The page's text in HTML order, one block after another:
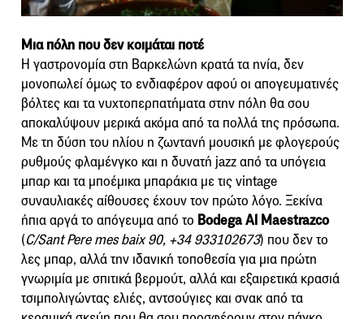
Μια πόλη που δεν κοιμάται ποτέ
Η γαστρονομία στη Βαρκελώνη κρατά τα ηνία, δεν
μονοπωλεί όμως το ενδιαφέρον αφού οι απογευματινές
βόλτες και τα νυχτοπερπατήματα στην πόλη θα σου
αποκαλύψουν μερικά ακόμα από τα πολλά της πρόσωπα.
Με τη δύση του ηλίου η ζωντανή μουσική με φλογερούς
ρυθμούς φλαμένγκο και η δυνατή jazz από τα υπόγεια
μπαρ και τα μποέμικα μπαράκια με τις vintage
συναυλιακές αίθουσες έχουν τον πρώτο λόγο. Ξεκίνα
ήπια αργά το απόγευμα από το Bodega Al Maestrazco
(C/Sant Pere mes baix 90, +34 933102673) που δεν το
λες μπαρ, αλλά την ιδανική τοποθεσία για μια πρώτη
γνωριμία με σπιτικά βερμούτ, αλλά και εξαιρετικά κρασιά
τσιμπολιγώντας ελιές, αντσούγιες και σνακ από τα